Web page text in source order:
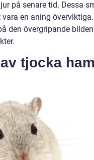
på senare tid. Dessa
en aning
den övergripande
tjocka